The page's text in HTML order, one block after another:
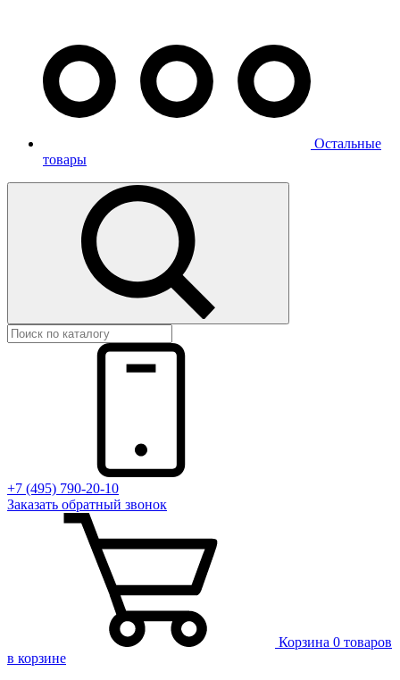
Остальные
товары
+7 (495) 790-20-10
Заказать обратный звонок
Корзина 0 товаров
в корзине